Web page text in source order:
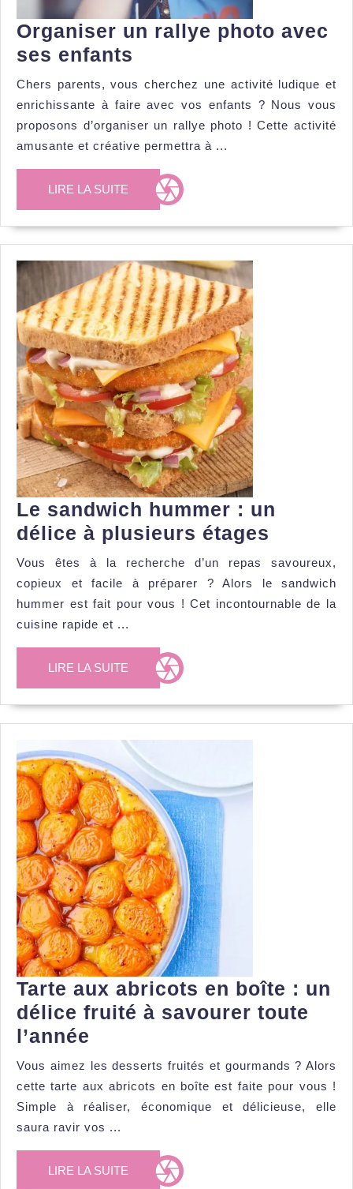
Organiser un rallye photo avec
ses enfants
un
rallye
photo
avec
ses
enfants
Chers parents, vous cherchez une activité ludique et
enrichissante à faire avec vos enfants ? Nous vous
proposons d’organiser un rallye photo ! Cette activité
amusante et créative permettra à ...
LIRE LA SUITE
SUITE
Le sandwich hummer : un
délice à plusieurs étages
hummer
:
étages
Vous êtes à la recherche d’un repas savoureux,
copieux et facile à préparer ? Alors le sandwich
hummer est fait pour vous ! Cet incontournable de la
cuisine rapide et ...
LIRE LA SUITE
SUITE
Tarte aux abricots en boîte : un
délice fruité à savourer toute
l’année
aux
abricots
en
boîte
:
un
Vous aimez les desserts fruités et gourmands ? Alors
cette tarte aux abricots en boîte est faite pour vous !
Simple à réaliser, économique et délicieuse, elle
saura ravir vos ...
LIRE LA SUITE